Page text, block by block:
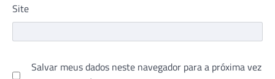
Site
Salvar meus dados neste navegador para a próxima vez